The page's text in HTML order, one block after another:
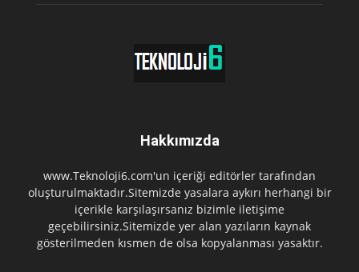
Hakkımızda
www.Teknoloji6.com'un içeriği editörler tarafından
oluşturulmaktadır.Sitemizde yasalara aykırı herhangi bir
içerikle karşılaşırsanız bizimle iletişime
geçebilirsiniz.Sitemizde yer alan yazıların kaynak
gösterilmeden kısmen de olsa kopyalanması yasaktır.